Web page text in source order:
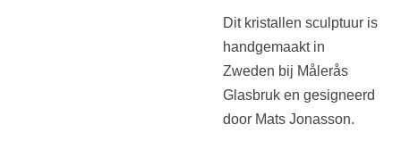
Dit kristallen sculptuur is
handgemaakt in
Zweden bij Målerås
Glasbruk en gesigneerd
door Mats Jonasson.